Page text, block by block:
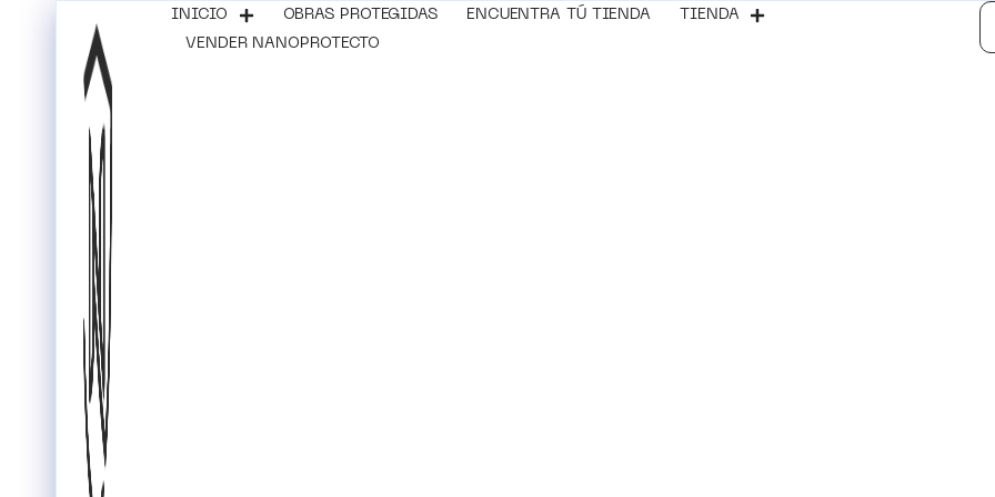
INICIO OBRAS PROTEGIDAS ENCUENTRA TÚ TIENDA
TIENDA
VENDER NANOPROTECTO